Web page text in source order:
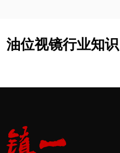
油位视镜行业知识